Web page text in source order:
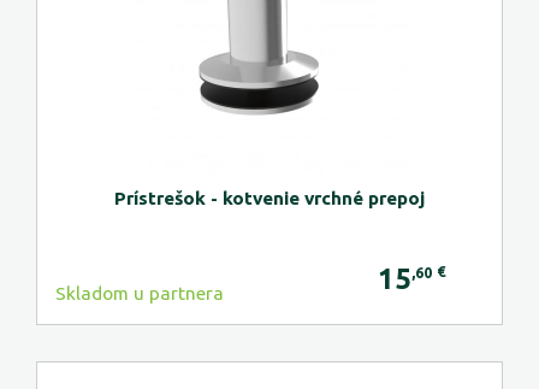
Prístrešok - kotvenie vrchné prepoj
Skladom u partnera 15 ,60 €